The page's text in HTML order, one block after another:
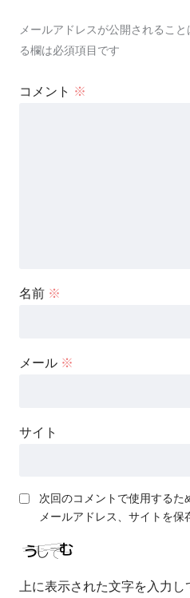
メールアドレスが公開されること
る欄は必須項目です
コメント ※
名前 ※
メール ※
サイト
次回のコメントで使用するた
メールアドレス、サイトを保
上に表示された文字を入力し